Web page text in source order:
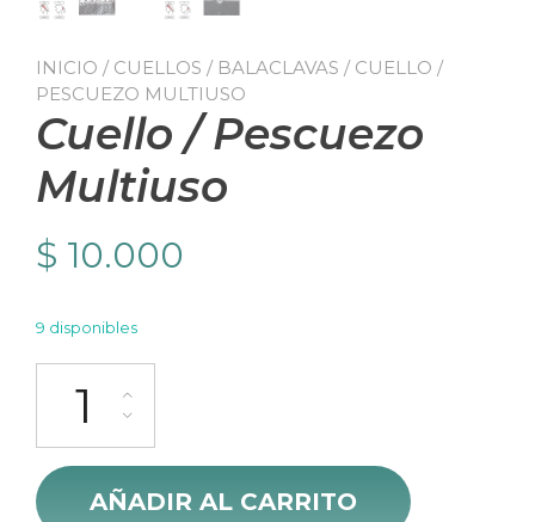
INICIO / CUELLOS / BALACLAVAS / CUELLO /
PESCUEZO MULTIUSO
Cuello / Pescuezo
Multiuso
$ 10.000
9 disponibles
AÑADIR AL CARRITO